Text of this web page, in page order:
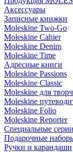
Аксессуары
Записные книжки
Moleskine Two-Go
Moleskine Cahier
Moleskine Denim
Moleskine Time
Адресные книги
Moleskine Passions
Moleskine Classic
Moleskine для
Moleskine
Moleskine Folio
Moleskine Reporter
Специальные
Подарочные
Ручки и карандаши